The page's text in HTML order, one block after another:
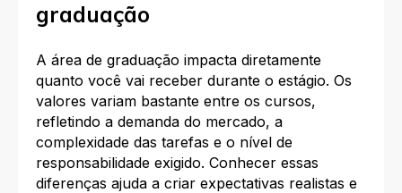
graduação
A área de graduação impacta diretamente
quanto você vai receber durante o estágio. Os
valores variam bastante entre os cursos,
refletindo a demanda do mercado, a
complexidade das tarefas e o nível de
responsabilidade exigido. Conhecer essas
diferenças ajuda a criar expectativas realistas e